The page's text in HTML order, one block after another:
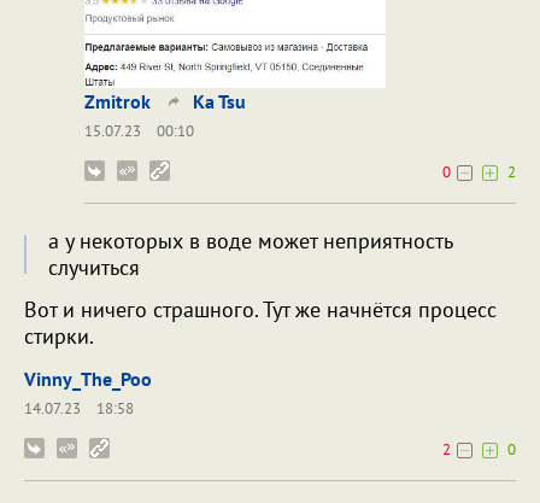
Zmitrok Ka Tsu
15.07.23
00:10
0
2
а у некоторых в воде может неприятность
случиться
Вот и ничего страшного. Тут же начнётся процесс
стирки.
Vinny_The_Poo
14.07.23
18:58
2
0